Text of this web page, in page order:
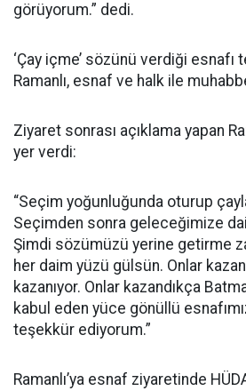
görüyorum.” dedi.
‘Çay içme’ sözünü verdiği
Ramanlı, esnaf ve halk ile
Ziyaret sonrası açıklama yapan
yer verdi:
“Seçim yoğunluğunda oturup
Seçimden sonra geleceğimize
Şimdi sözümüzü yerine getirme
her daim yüzü gülsün. Onlar
kazanıyor. Onlar kazandıkça
kabul eden yüce gönüllü
teşekkür ediyorum.”
Ramanlı’ya esnaf ziyaretinde